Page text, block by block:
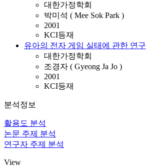
대한가정학회
박미석 ( Mee Sok Park )
2001
KCI등재
유아의 전자 게임 실태에 관한 연구
대한가정학회
조경자 ( Gyeong Ja Jo )
2001
KCI등재
분석정보
활용도 분석
논문 주제 분석
연구자 주제 분석
View